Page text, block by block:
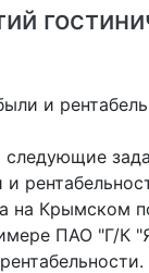
и
следующие
на Крымском
ПАО "Г/К